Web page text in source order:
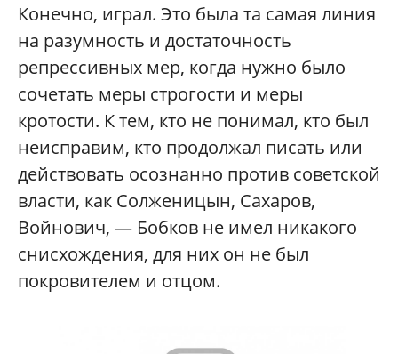
Конечно, играл. Это была та самая линия
на разумность и достаточность
репрессивных мер, когда нужно было
сочетать меры строгости и меры
кротости. К тем, кто не понимал, кто был
неисправим, кто продолжал писать или
действовать осознанно против советской
власти, как Солженицын, Сахаров,
Войнович, — Бобков не имел никакого
снисхождения, для них он не был
покровителем и отцом.